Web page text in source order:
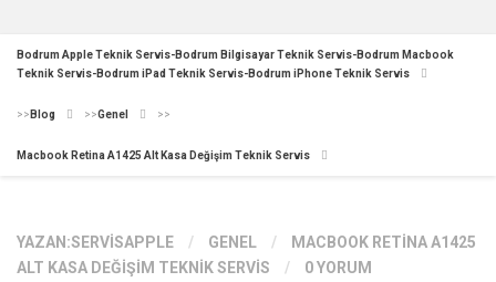
Bodrum Apple Teknik Servis-Bodrum Bilgisayar Teknik Servis-Bodrum Macbook
Teknik Servis-Bodrum iPad Teknik Servis-Bodrum iPhone Teknik Servis
>> Blog >>Genel >>
Macbook Retina A1425 Alt Kasa Değişim Teknik Servis
YAZAN:SERVISAPPLE / GENEL /
MACBOOK RETINA A1425
ALT KASA DEĞIŞIM TEKNIK SERVIS
/ 0 YORUM